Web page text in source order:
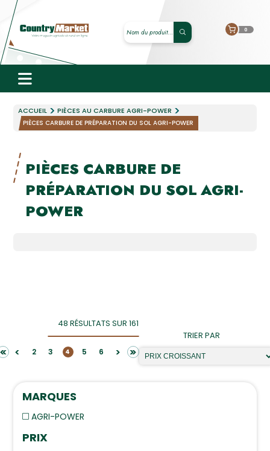
0
ACCUEIL PIÈCES AU CARBURE AGRI-POWER
PIÈCES CARBURE DE PRÉPARATION DU SOL AGRI-POWER
PIÈCES CARBURE DE
PRÉPARATION DU SOL AGRI-
POWER
TRIER PAR
48 RÉSULTATS SUR 161
< 2 3 4 5 6 > >>
MARQUES
AGRI-POWER
PRIX